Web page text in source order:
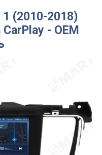
1 (2010-2018)
- OEM